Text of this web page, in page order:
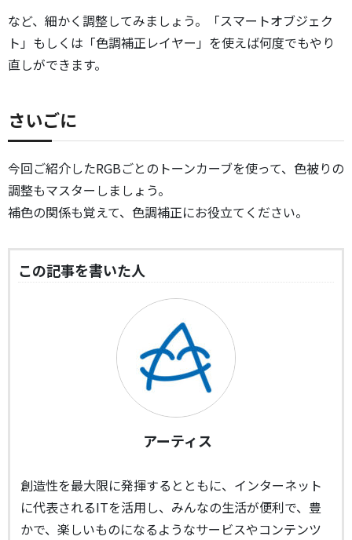
など、細かく調整してみましょう。「スマートオブジェク
ト」もしくは「色調補正レイヤー」を使えば何度でもやり
直しができます。
さいごに
今回ご紹介したRGBごとのトーンカーブを使って、色被りの
調整もマスターしましょう。
補色の関係も覚えて、色調補正にお役立てください。
この記事を書いた人
アーティス
創造性を最大限に発揮するとともに、インターネット
に代表されるITを活用し、みんなの生活が便利で、豊
かで、楽しいものになるようなサービスやコンテンツ